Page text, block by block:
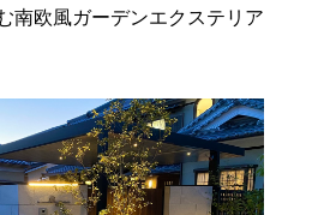
南欧風ガーデンエクステリア